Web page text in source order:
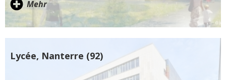
Mehr
Lycée, Nanterre (92)